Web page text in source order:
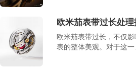
欧米茄表带过长处理
欧米茄表带过长，不仅
表的整体美观。对于这一